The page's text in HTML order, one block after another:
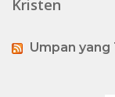
Kristen
Umpan